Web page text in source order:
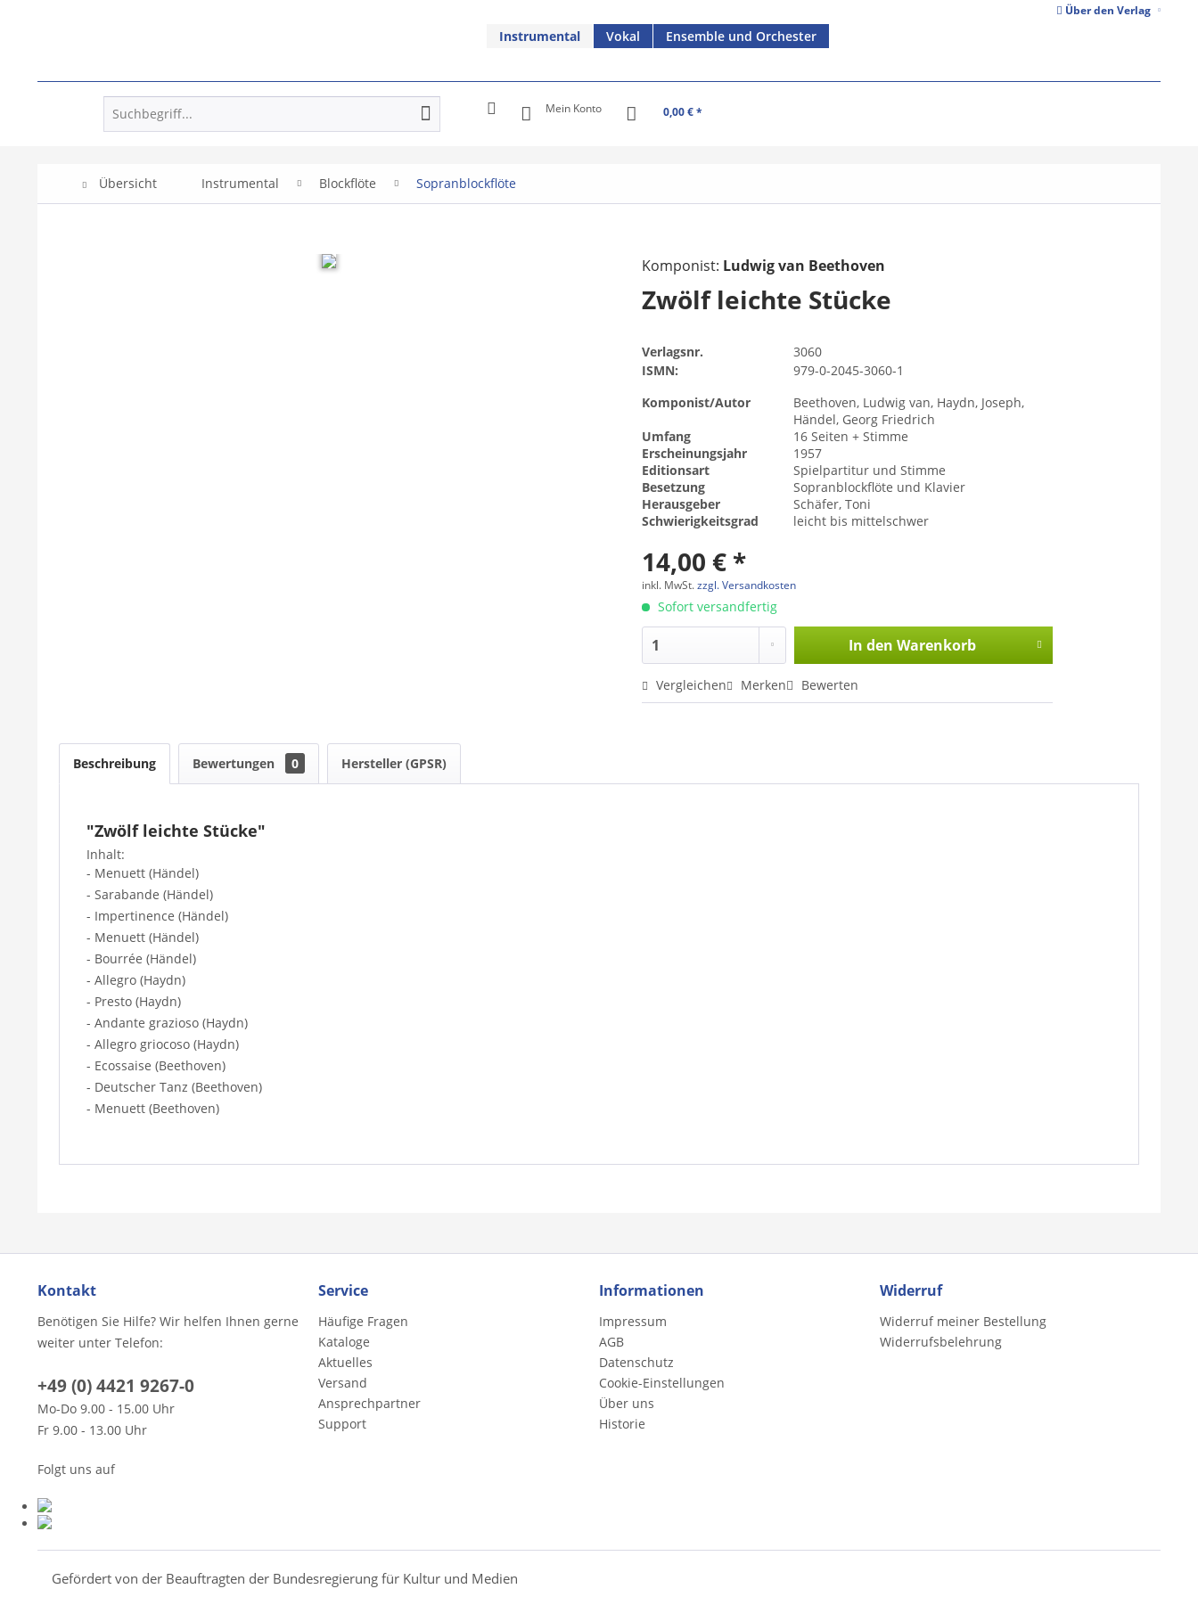
Über den Verlag
Instrumental Vokal Ensemble und Orchester
Mein Konto 0,00 € *
Übersicht Instrumental Blockflöte Sopranblockflöte
Komponist: Ludwig van Beethoven
Zwölf leichte Stücke
Verlagsnr.
3060
ISMN:
979-0-2045-3060-1
Komponist/Autor
Beethoven, Ludwig van, Haydn, Joseph,
Händel, Georg Friedrich
Umfang
16 Seiten + Stimme
Erscheinungsjahr
1957
Editionsart
Spielpartitur und Stimme
Besetzung
Sopranblockflöte und Klavier
Herausgeber
Schäfer, Toni
Schwierigkeitsgrad
leicht bis mittelschwer
14,00 € *
inkl. MwSt.zzgl. Versandkosten
Sofort versandfertig
In den Warenkorb
Vergleichen Merken Bewerten
Beschreibung Bewertungen 0 Hersteller (GPSR)
"Zwölf leichte Stücke"
Inhalt:
- Menuett (Händel)
- Sarabande (Händel)
- Impertinence (Händel)
- Menuett (Händel)
- Bourrée (Händel)
- Allegro (Haydn)
- Presto (Haydn)
- Andante grazioso (Haydn)
- Allegro griocoso (Haydn)
- Ecossaise (Beethoven)
- Deutscher Tanz (Beethoven)
- Menuett (Beethoven)
Kontakt
Benötigen Sie Hilfe? Wir helfen Ihnen gerne
weiter unter Telefon:
+49 (0) 4421 9267-0
Mo-Do 9.00 - 15.00 Uhr
Fr 9.00 - 13.00 Uhr
Folgt uns auf
Service
Häufige Fragen
Kataloge
Aktuelles
Versand
Ansprechpartner
Support
Informationen
Impressum
AGB
Datenschutz
Cookie-Einstellungen
Über uns
Historie
Widerruf
Widerruf meiner Bestellung
Widerrufsbelehrung
Gefördert von der Beauftragten der Bundesregierung für Kultur und Medien